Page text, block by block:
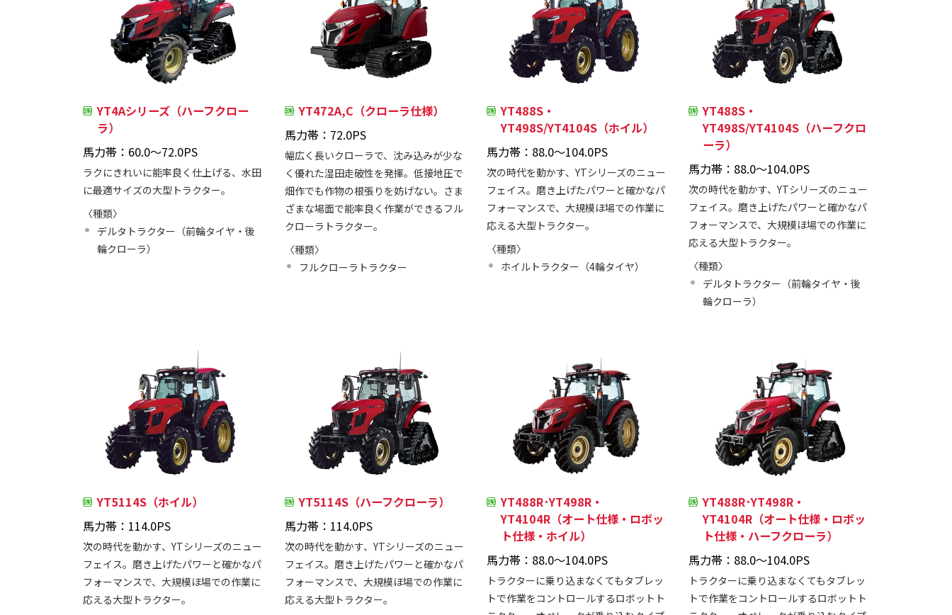
YT4Aシリーズ（ハーフクロー
ラ）
馬力帯：60.0～72.0PS
ラクにきれいに能率良く仕上げる、水田
に最適サイズの大型トラクター。
〈種類〉
デルタトラクター（前輪タイヤ・後
輪クローラ）
YT472A,C（クローラ仕様）
馬力帯：72.0PS
幅広く長いクローラで、沈み込みが少な
く優れた湿田走破性を発揮。低接地圧で
畑作でも作物の根張りを妨げない。さま
ざまな場面で能率良く作業ができるフル
クローラトラクター。
〈種類〉
フルクローラトラクター
YT488S・
YT498S/YT4104S（ホイル）
馬力帯：88.0～104.0PS
次の時代を動かす、YTシリーズのニュー
フェイス。磨き上げたパワーと確かなパ
フォーマンスで、大規模ほ場での作業に
応える大型トラクター。
〈種類〉
ホイルトラクター（4輪タイヤ）
YT488S・
YT498S/YT4104S（ハーフクロ
ーラ）
馬力帯：88.0～104.0PS
次の時代を動かす、YTシリーズのニュー
フェイス。磨き上げたパワーと確かなパ
フォーマンスで、大規模ほ場での作業に
応える大型トラクター。
〈種類〉
デルタトラクター（前輪タイヤ・後
輪クローラ）
YT5114S（ホイル）
馬力帯：114.0PS
次の時代を動かす、YTシリーズのニュー
フェイス。磨き上げたパワーと確かなパ
フォーマンスで、大規模ほ場での作業に
応える大型トラクター。
YT5114S（ハーフクローラ）
馬力帯：114.0PS
次の時代を動かす、YTシリーズのニュー
フェイス。磨き上げたパワーと確かなパ
フォーマンスで、大規模ほ場での作業に
応える大型トラクター。
YT488R･YT498R・
YT4104R（オート仕様・ロボッ
ト仕様・ホイル）
馬力帯：88.0～104.0PS
トラクターに乗り込まなくてもタブレッ
トで作業をコントロールするロボットト
YT488R･YT498R・
YT4104R（オート仕様・ロボッ
ト仕様・ハーフクローラ）
馬力帯：88.0～104.0PS
トラクターに乗り込まなくてもタブレッ
トで作業をコントロールするロボットト